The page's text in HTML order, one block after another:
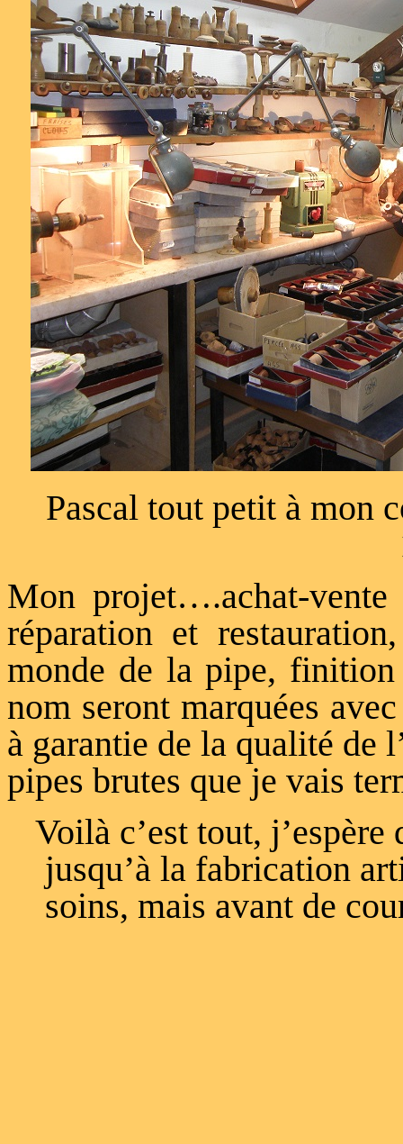
Pascal tout petit à mon
Mon projet….achat-vente
réparation et
monde de la pipe, finition
nom seront marquées
à garantie de la qualité de
pipes brutes que je vais
Voilà c’est tout,
jusqu’à la fabrication
soins, mais avant de